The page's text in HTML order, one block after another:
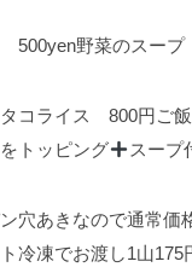
500yen野菜のスープ
コライス 800円 ご
トッピング
スー
穴あきなので通常価
冷凍でお渡し1山175